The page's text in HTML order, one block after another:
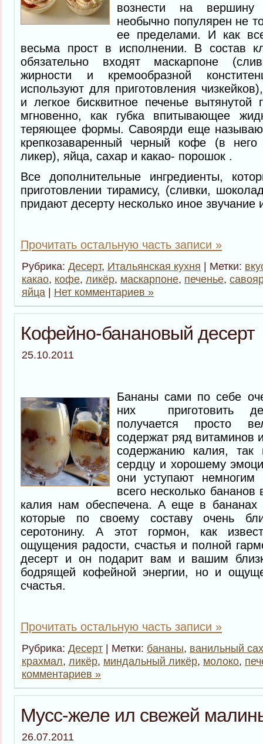
вознести на
необычно популярен не
ее пределами. И как
весьма прост в исполнении. В состав
обязательно входят маскарпоне
жирности и кремообразной
используют для приготовления
и легкое бисквитное печенье вытянутой
мгновенно, как губка впитывающее
теряющее формы. Савоярди еще
крепкозаваренный черный кофе (в
ликер), яйца, сахар и какао- порошок .
Все дополнительные ингредиенты,
приготовлении тирамису, (сливки,
придают десерту несколько иное звучание
Прочитать остальную часть записи »
Рубрика: Десерт, Итальянская кухня | Метки:
какао, кофе, ликёр, маскарпоне, печенье,
яйца | Нет комментариев »
Кофейно-банановый десерт
25.10.2011
Бананы сами по себе
них приготовить
получается просто
содержат ряд витаминов
содержанию калия, так
сердцу и хорошему
они уступают
всего несколько
калия нам обеспечена. А еще в бананах
которые по своему составу очень
серотонину. А этот гормон, как
ощущения радости, счастья и полной
десерт и он подарит вам и вашим
бодрящей кофейной энергии, но и
счастья.
Прочитать остальную часть записи »
Рубрика: Десерт | Метки: бананы, ванильный
крахмал, ликёр, миндальный ликёр, молоко,
комментариев »
Мусс-желе ил свежей
26.07.2011